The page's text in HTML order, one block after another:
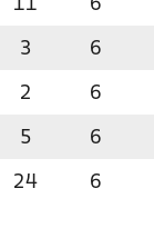
11 6
3 6
2 6
5 6
24 6